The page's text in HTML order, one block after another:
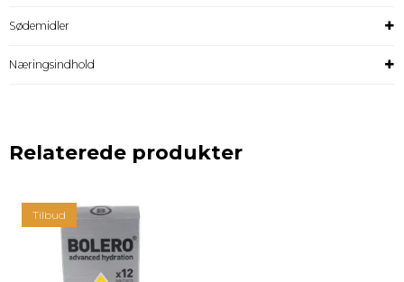
Sødemidler
Næringsindhold
Relaterede produkter
Tilbud